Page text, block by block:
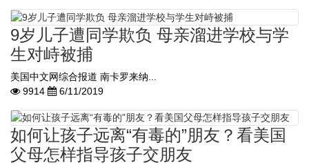
9岁儿子遭同学欺负 母亲溜进学校与学
生对峙被捕
美国中文网综合报道 南卡罗来纳...
9914
6/11/2019
如何让孩子远离“有毒的”朋友？看美国
父母怎样指导孩子交朋友